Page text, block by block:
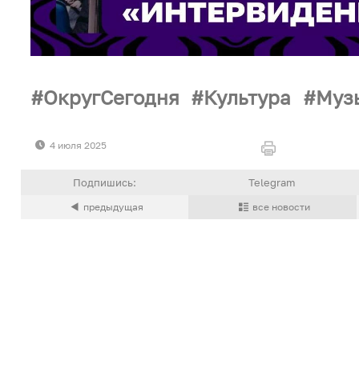
ОкругСегодня Культура
4 июля 2025